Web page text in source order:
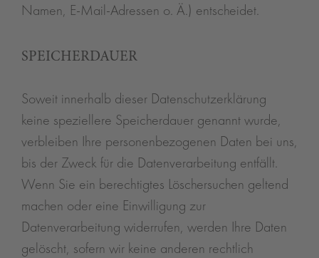
Namen, E-Mail-Adressen o. Ä.) entscheidet.
SPEICHERDAUER
Soweit innerhalb dieser Datenschutzerklärung
keine speziellere Speicherdauer genannt wurde,
verbleiben Ihre personenbezogenen Daten bei uns,
bis der Zweck für die Datenverarbeitung entfällt.
Wenn Sie ein berechtigtes Löschersuchen geltend
machen oder eine Einwilligung zur
Datenverarbeitung widerrufen, werden Ihre Daten
gelöscht, sofern wir keine anderen rechtlich